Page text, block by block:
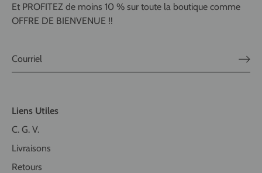
Et PROFITEZ de moins 10 % sur toute la boutique comme
OFFRE DE BIENVENUE !!
Liens Utiles
C. G. V.
Livraisons
Retours